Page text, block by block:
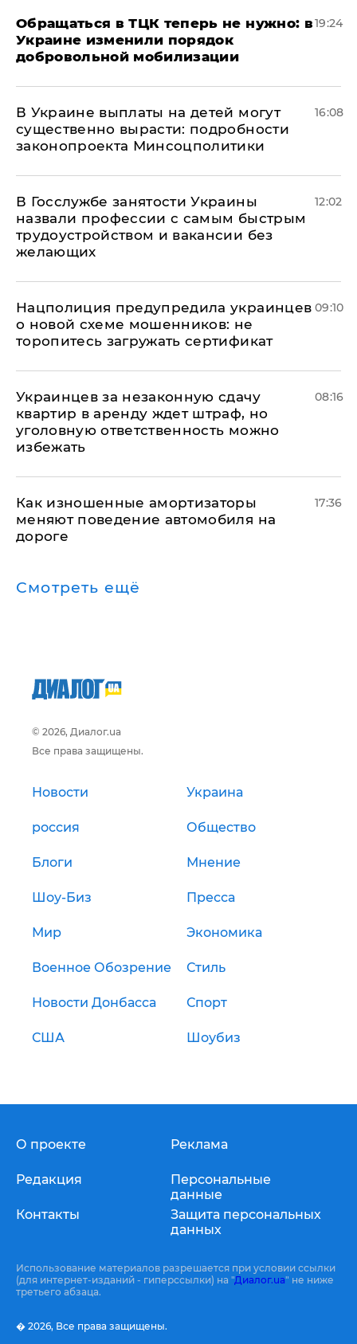
Обращаться в ТЦК теперь не нужно: в
Украине изменили порядок
добровольной мобилизации
19:24
В Украине выплаты на детей могут
существенно вырасти: подробности
законопроекта Минсоцполитики
16:08
В Госслужбе занятости Украины
назвали профессии с самым быстрым
трудоустройством и вакансии без
желающих
12:02
Нацполиция предупредила украинцев
о новой схеме мошенников: не
торопитесь загружать сертификат
09:10
Украинцев за незаконную сдачу
квартир в аренду ждет штраф, но
уголовную ответственность можно
избежать
08:16
Как изношенные амортизаторы
меняют поведение автомобиля на
дороге
17:36
Смотреть ещё
© 2026, Диалог.ua
Все права защищены.
Новости Украина
россия Общество
Блоги Мнение
Шоу-Биз Пресса
Мир Экономика
Военное Обозрение Стиль
Новости Донбасса Спорт
США Шоубиз
О проекте
Редакция
Контакты
Реклама
Персональные
данные
Защита персональных
данных
Использование материалов разрешается при условии ссылки
(для интернет-изданий - гиперссылки) на "Диалог.ua" не ниже
третьего абзаца.
� 2026, Все права защищены.